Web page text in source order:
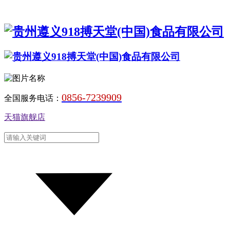
全国服务电话： 0856-7239909
天猫旗舰店